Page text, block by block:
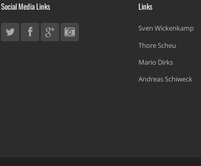
Social Media Links Links
Sven Wickenkamp
Thore Scheu
Mario Dirks
Andreas Schiweck